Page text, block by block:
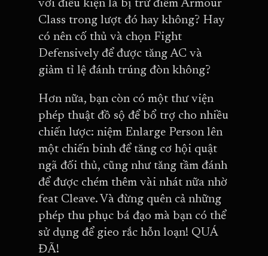
với điều kiện là bị trừ điểm Armour
Class trong lượt đó hay không? Hay
có nên cố thủ và chọn Fight
Defensively để được tăng AC và
giảm tỉ lệ đánh trúng đòn không?
Hơn nữa, bạn còn có một thư viện
phép thuật đồ sộ để bổ trợ cho nhiều
chiến lược: niệm Enlarge Person lên
một chiến binh để tăng cơ hội quật
ngã đối thủ, cũng như tăng tầm đánh
để được chém thêm vài nhát nữa nhờ
feat Cleave. Và đừng quên cả những
phép thu phục bá đạo mà bạn có thể
sử dụng để gieo rắc hỗn loạn! QUÁ
ĐÃ!